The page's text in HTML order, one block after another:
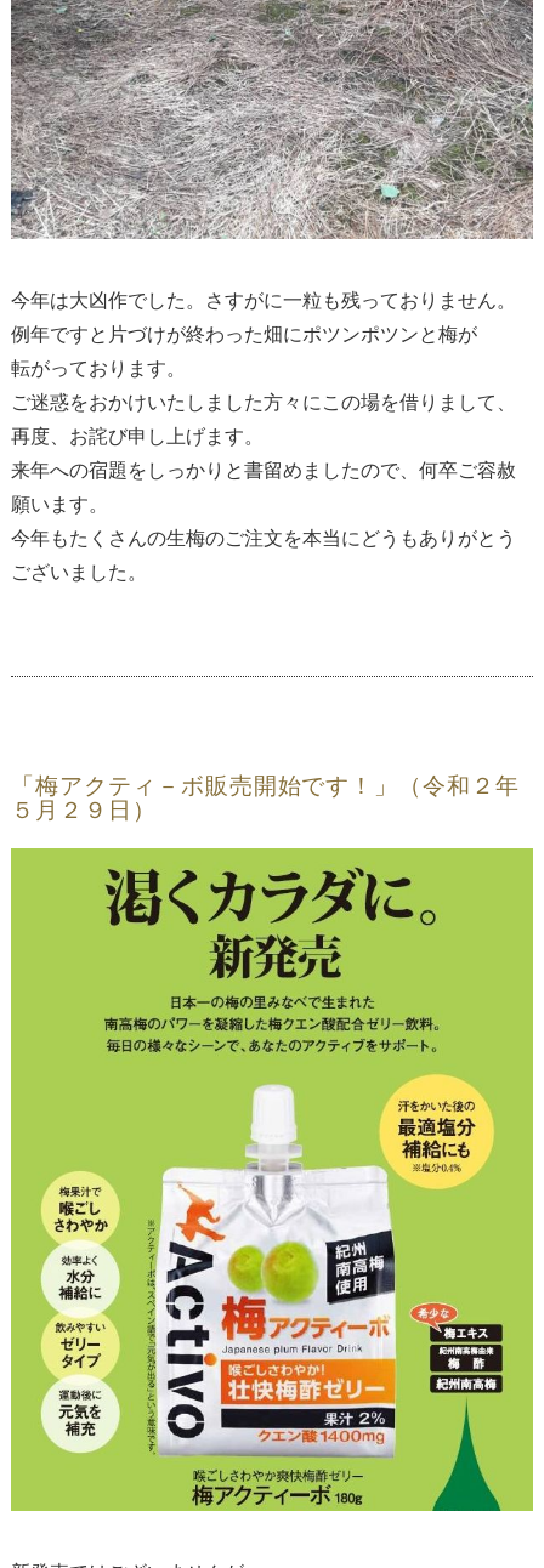
今年は大凶作でした。さすがに一粒も残っておりません。
例年ですと片づけが終わった畑にポツンポツンと梅が
転がっております。
ご迷惑をおかけいたしました方々にこの場を借りまして、
再度、お詫び申し上げます。
来年への宿題をしっかりと書留めましたので、何卒ご容赦
願います。
今年もたくさんの生梅のご注文を本当にどうもありがとう
ございました。
「梅アクティ－ボ販売開始です！」（令和２年
５月２９日）